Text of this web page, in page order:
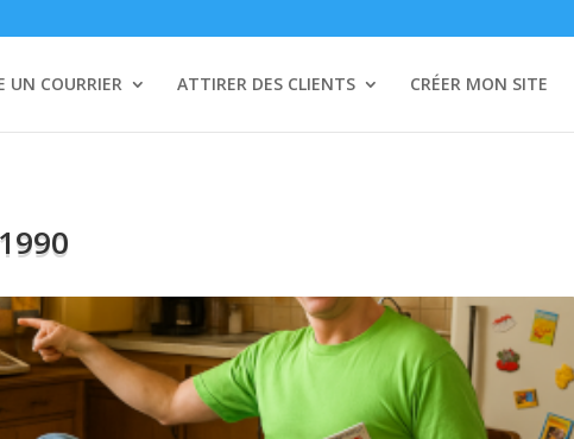
UN COURRIER ATTIRER DES CLIENTS CRÉER MON SITE